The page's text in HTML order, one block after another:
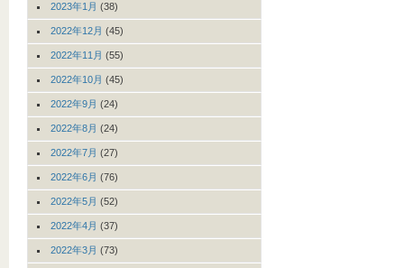
2023年1月 (38)
2022年12月 (45)
2022年11月 (55)
2022年10月 (45)
2022年9月 (24)
2022年8月 (24)
2022年7月 (27)
2022年6月 (76)
2022年5月 (52)
2022年4月 (37)
2022年3月 (73)